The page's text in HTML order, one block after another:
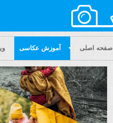
صفحه اصلی آموزش عکاسی